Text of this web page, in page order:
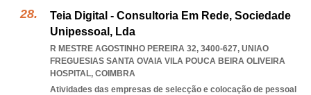
Teia Digital - Consultoria Em Rede, Sociedade
Unipessoal, Lda
R MESTRE AGOSTINHO PEREIRA 32, 3400-627, UNIAO
FREGUESIAS SANTA OVAIA VILA POUCA BEIRA OLIVEIRA
HOSPITAL, COIMBRA
Atividades das empresas de selecção e colocação de pessoal